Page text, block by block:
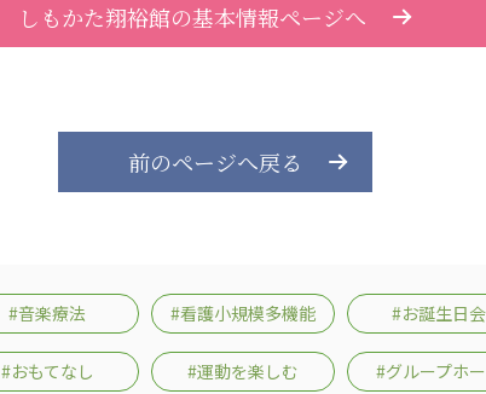
しもかた翔裕館の基本情報ページへ
前のページへ戻る
#音楽療法 #看護小規模多機能 #お誕生日会
#おもてなし #運動を楽しむ #グループホ